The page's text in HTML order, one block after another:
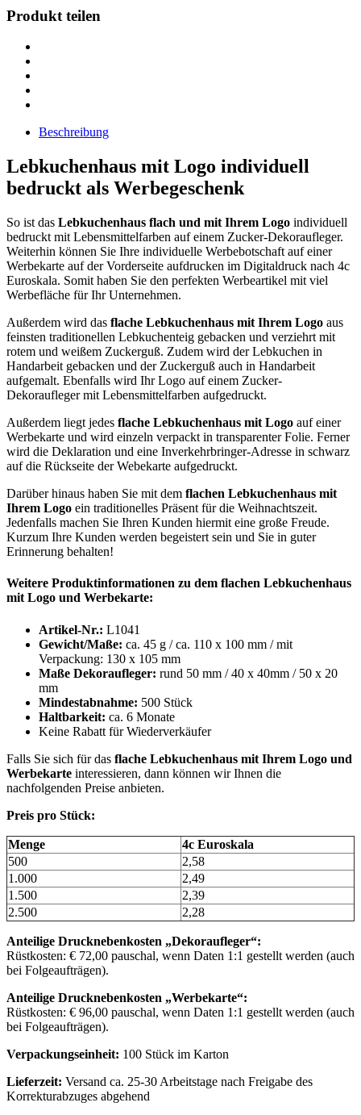
Produkt teilen
Beschreibung
Lebkuchenhaus mit Logo individuell
bedruckt als Werbegeschenk
So ist das Lebkuchenhaus flach und mit Ihrem Logo individuell
bedruckt mit Lebensmittelfarben auf einem Zucker-Dekoraufleger.
Weiterhin können Sie Ihre individuelle Werbebotschaft auf einer
Werbekarte auf der Vorderseite aufdrucken im Digitaldruck nach 4c
Euroskala. Somit haben Sie den perfekten Werbeartikel mit viel
Werbefläche für Ihr Unternehmen.
Außerdem wird das flache Lebkuchenhaus mit Ihrem Logo aus
feinsten traditionellen Lebkuchenteig gebacken und verziehrt mit
rotem und weißem Zuckerguß. Zudem wird der Lebkuchen in
Handarbeit gebacken und der Zuckerguß auch in Handarbeit
aufgemalt. Ebenfalls wird Ihr Logo auf einem Zucker-
Dekoraufleger mit Lebensmittelfarben aufgedruckt.
Außerdem liegt jedes flache Lebkuchenhaus mit Logo auf einer
Werbekarte und wird einzeln verpackt in transparenter Folie. Ferner
wird die Deklaration und eine Inverkehrbringer-Adresse in schwarz
auf die Rückseite der Webekarte aufgedruckt.
Darüber hinaus haben Sie mit dem flachen Lebkuchenhaus mit
Ihrem Logo ein traditionelles Präsent für die Weihnachtszeit.
Jedenfalls machen Sie Ihren Kunden hiermit eine große Freude.
Kurzum Ihre Kunden werden begeistert sein und Sie in guter
Erinnerung behalten!
Weitere Produktinformationen zu dem flachen Lebkuchenhaus
mit Logo und Werbekarte:
Artikel-Nr.: L1041
Gewicht/Maße: ca. 45 g / ca. 110 x 100 mm / mit
Verpackung: 130 x 105 mm
Maße Dekoraufleger: rund 50 mm / 40 x 40mm / 50 x 20
mm
Mindestabnahme: 500 Stück
Haltbarkeit: ca. 6 Monate
Keine Rabatt für Wiederverkäufer
Falls Sie sich für das flache Lebkuchenhaus mit Ihrem Logo und
Werbekarte interessieren, dann können wir Ihnen die
nachfolgenden Preise anbieten.
Preis pro Stück:
Menge
4c Euroskala
500
2,58
1.000
2,49
1.500
2,39
2.500
2,28
Anteilige Drucknebenkosten „Dekoraufleger“:
Rüstkosten: € 72,00 pauschal, wenn Daten 1:1 gestellt werden (auch
bei Folgeaufträgen).
Anteilige Drucknebenkosten „Werbekarte“:
Rüstkosten: € 96,00 pauschal, wenn Daten 1:1 gestellt werden (auch
bei Folgeaufträgen).
Verpackungseinheit: 100 Stück im Karton
Lieferzeit: Versand ca. 25-30 Arbeitstage nach Freigabe des
Korrekturabzuges abgehend